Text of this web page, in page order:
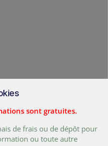
sont gratuites.
de frais ou de dépôt pour
ou toute autre